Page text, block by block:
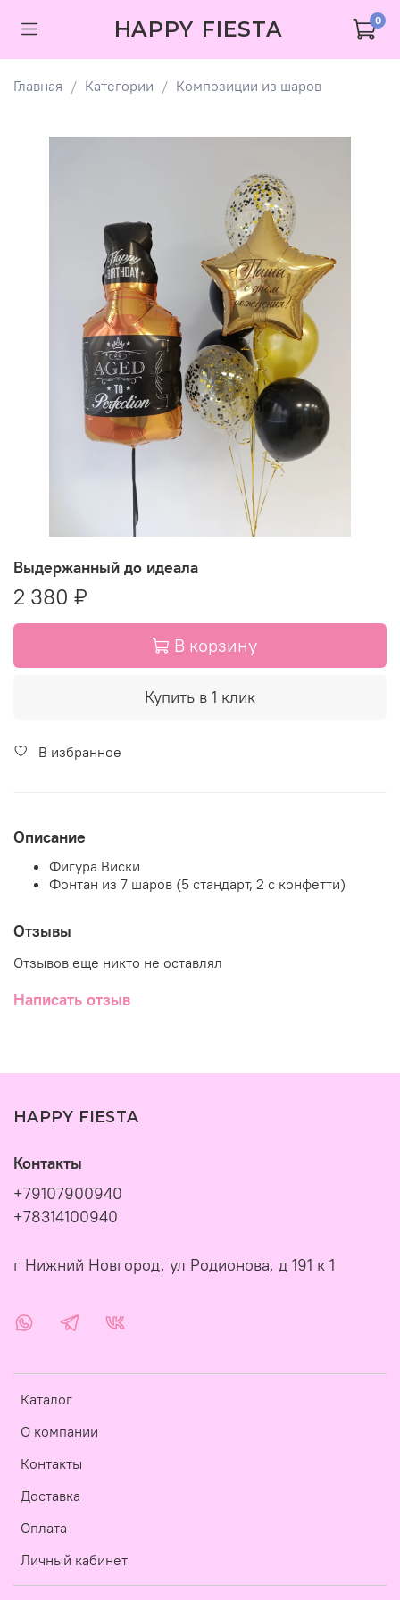
HAPPY FIESTA 0
Главная Категории Композиции из шаров
Выдержанный до идеала
2 380 ₽
В корзину
Купить в 1 клик
В избранное
Описание
Фигура Виски
Фонтан из 7 шаров (5 стандарт, 2 с конфетти)
Отзывы
Отзывов еще никто не оставлял
Написать отзыв
HAPPY FIESTA
Каталог
О компании
Контакты
Доставка
Оплата
Личный кабинет
Контакты
+79107900940
+78314100940
г Нижний Новгород, ул Родионова, д 191 к 1